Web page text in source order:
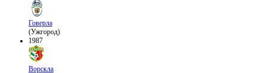
Говерла
(Ужгород)
1987
Ворскла